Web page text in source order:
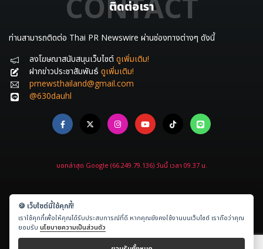
ติดต่อเรา
ท่านสามารถติดต่อ Thai PR Newswire ผ่านช่องทางต่างๆ ดังนี้
ลงโฆษณาสนับสนุนเว็บไซต์ ดูเพิ่มเติม!
ฝากข่าวประชาสัมพันธ์ ดูเพิ่มเติม!
prnewsthailand@gmail.com
@630dauhl
บอทล่าสุด Google (66.249.79.136) วันนี้ เวลา 09.37 น.
Copyright © 2021-2026ข่าวประชาสัมพันธ์.comAll rights reserved.
Powered by
🍪 เว็บไซต์นี้ใช้คุกกี้!
เราใช้คุกกี้เพื่อให้คุณได้รับประสบการณ์ที่ดี หากคุณยังคงใช้งานบนเว็บไซต์ เราถือว่าคุณ
ยอมรับ นโยบายความเป็นส่วนตัว